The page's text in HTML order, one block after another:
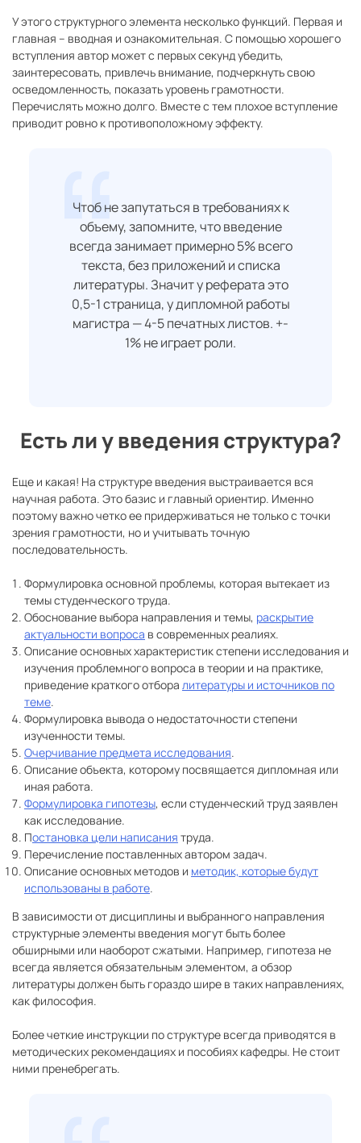
У этого структурного элемента несколько функций. Первая и
главная – вводная и ознакомительная. С помощью хорошего
вступления автор может с первых секунд убедить,
заинтересовать, привлечь внимание, подчеркнуть свою
осведомленность, показать уровень грамотности.
Перечислять можно долго. Вместе с тем плохое вступление
приводит ровно к противоположному эффекту.
Чтоб не запутаться в требованиях к
объему, запомните, что введение
всегда занимает примерно 5% всего
текста, без приложений и списка
литературы. Значит у реферата это
0,5-1 страница, у дипломной работы
магистра — 4-5 печатных листов. +-
1% не играет роли.
Есть ли у введения структура?
Еще и какая! На структуре введения выстраивается вся
научная работа. Это базис и главный ориентир. Именно
поэтому важно четко ее придерживаться не только с точки
зрения грамотности, но и учитывать точную
последовательность.
Формулировка основной проблемы, которая вытекает из
темы студенческого труда.
Обоснование выбора направления и темы, раскрытие
актуальности вопроса в современных реалиях.
Описание основных характеристик степени исследования и
изучения проблемного вопроса в теории и на практике,
приведение краткого отбора литературы и источников по
теме.
Формулировка вывода о недостаточности степени
изученности темы.
Очерчивание предмета исследования.
Описание объекта, которому посвящается дипломная или
иная работа.
Формулировка гипотезы, если студенческий труд заявлен
как исследование.
Постановка цели написания труда.
Перечисление поставленных автором задач.
Описание основных методов и методик, которые будут
использованы в работе.
В зависимости от дисциплины и выбранного направления
структурные элементы введения могут быть более
обширными или наоборот сжатыми. Например, гипотеза не
всегда является обязательным элементом, а обзор
литературы должен быть гораздо шире в таких направлениях,
как философия.
Более четкие инструкции по структуре всегда приводятся в
методических рекомендациях и пособиях кафедры. Не стоит
ними пренебрегать.